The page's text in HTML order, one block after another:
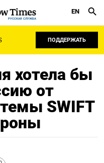
РУССКАЯ СЛУЖБА
EN
ПОДДЕРЖАТЬ
хотела бы
от
SWIFT